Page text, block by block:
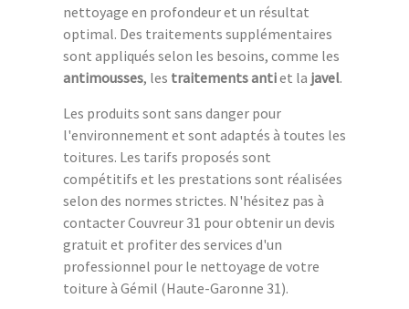
nettoyage en profondeur et un résultat
optimal. Des traitements supplémentaires
sont appliqués selon les besoins, comme les
antimousses, les traitements antiet la javel.
Les produits sont sans danger pour
l'environnement et sont adaptés à toutes les
toitures. Les tarifs proposés sont
compétitifs et les prestations sont réalisées
selon des normes strictes. N'hésitez pas à
contacter Couvreur 31 pour obtenir un devis
gratuit et profiter des services d'un
professionnel pour le nettoyage de votre
toiture à Gémil (Haute-Garonne 31).